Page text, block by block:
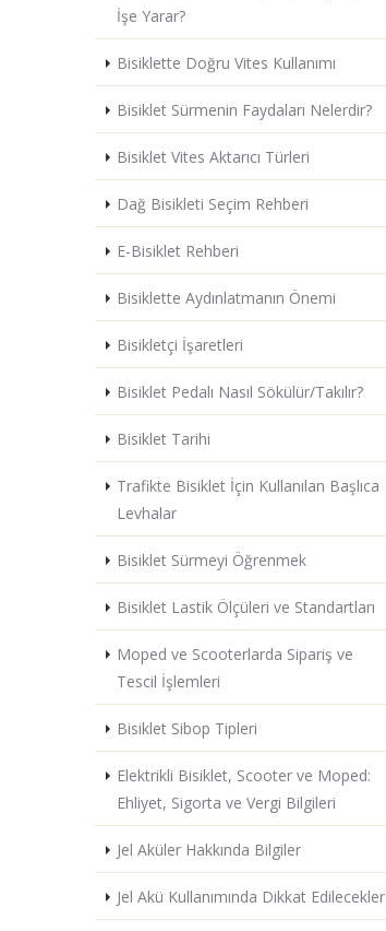
İşe Yarar?
Bisiklette Doğru Vites Kullanımı
Bisiklet Sürmenin Faydaları Nelerdir?
Bisiklet Vites Aktarıcı Türleri
Dağ Bisikleti Seçim Rehberi
E-Bisiklet Rehberi
Bisiklette Aydınlatmanın Önemi
Bisikletçi İşaretleri
Bisiklet Pedalı Nasıl Sökülür/Takılır?
Bisiklet Tarihi
Trafikte Bisiklet İçin Kullanılan Başlıca
Levhalar
Bisiklet Sürmeyi Öğrenmek
Bisiklet Lastik Ölçüleri ve Standartları
Moped ve Scooterlarda Sipariş ve
Tescil İşlemleri
Bisiklet Sibop Tipleri
Elektrikli Bisiklet, Scooter ve Moped:
Ehliyet, Sigorta ve Vergi Bilgileri
Jel Aküler Hakkında Bilgiler
Jel Akü Kullanımında Dikkat Edilecekler